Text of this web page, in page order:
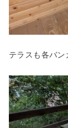
テラスも各バン